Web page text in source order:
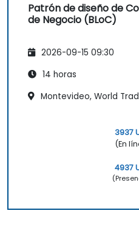
Patrón de diseño de
de Negocio (BLoC)
2026-09-15 09:30
14 horas
Montevideo, World
3937
(En
4937